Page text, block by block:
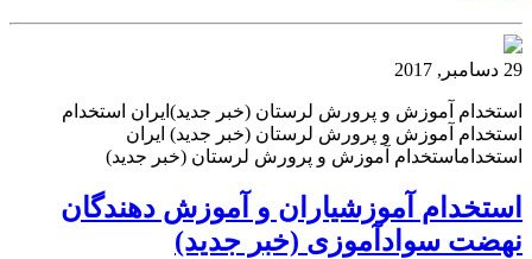
29 دسامبر, 2017
استخدام آموزش و پرورش لرستان (خبر جدید)ایران استخدام
استخدام آموزش و پرورش لرستان (خبر جدید) ایران
استخداماستخدام آموزش و پرورش لرستان (خبر جدید)
استخدام آموزشیاران و آموزش دهندگان
نهضت سوادآموزی (خبر جدید)